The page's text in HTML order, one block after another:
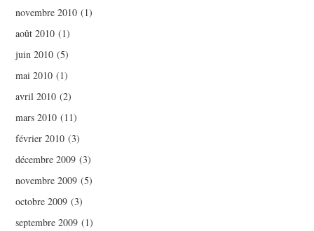
novembre 2010 (1)
août 2010 (1)
juin 2010 (5)
mai 2010 (1)
avril 2010 (2)
mars 2010 (11)
février 2010 (3)
décembre 2009 (3)
novembre 2009 (5)
octobre 2009 (3)
septembre 2009 (1)